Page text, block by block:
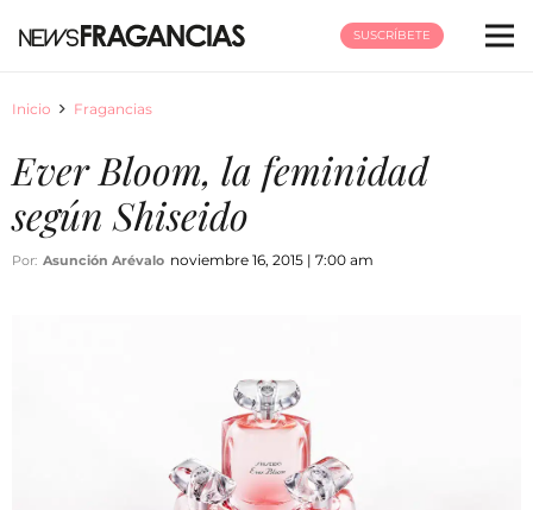
SUSCRÍBETE
Inicio Fragancias
Ever Bloom, la feminidad
según Shiseido
Por: Asunción Arévalo noviembre 16, 2015 | 7:00 am